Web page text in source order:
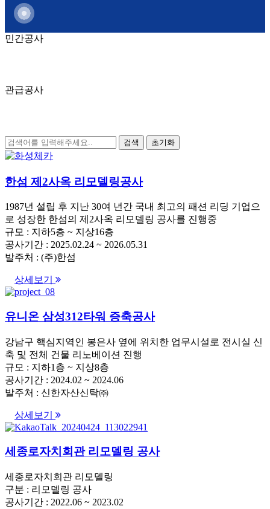
민간공사
관급공사
한섬 제2사옥 리모델링공사
1987년 설립 후 지난 30여 년간 국내 최고의 패션 리딩 기업으
로 성장한 한섬의 제2사옥 리모델링 공사를 진행중
규모 : 지하5층 ~ 지상16층
공사기간 : 2025.02.24 ~ 2026.05.31
발주처 : (주)한섬
상세보기
유니온 삼성312타워 증축공사
강남구 핵심지역인 봉은사 옆에 위치한 업무시설로 전시실 신
축 및 전체 건물 리노베이션 진행
규모 : 지하1층 ~ 지상8층
공사기간 : 2024.02 ~ 2024.06
발주처 : 신한자산신탁㈜
상세보기
세종로자치회관 리모델링 공사
세종로자치회관 리모델링
구분 : 리모델링 공사
공사기간 : 2022.06 ~ 2023.02